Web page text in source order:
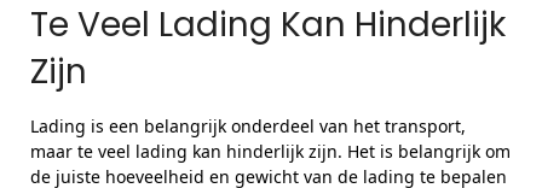
Te Veel Lading Kan Hinderlijk
Zijn
Lading is een belangrijk onderdeel van het transport,
maar te veel lading kan hinderlijk zijn. Het is belangrijk om
de juiste hoeveelheid en gewicht van de lading te bepalen